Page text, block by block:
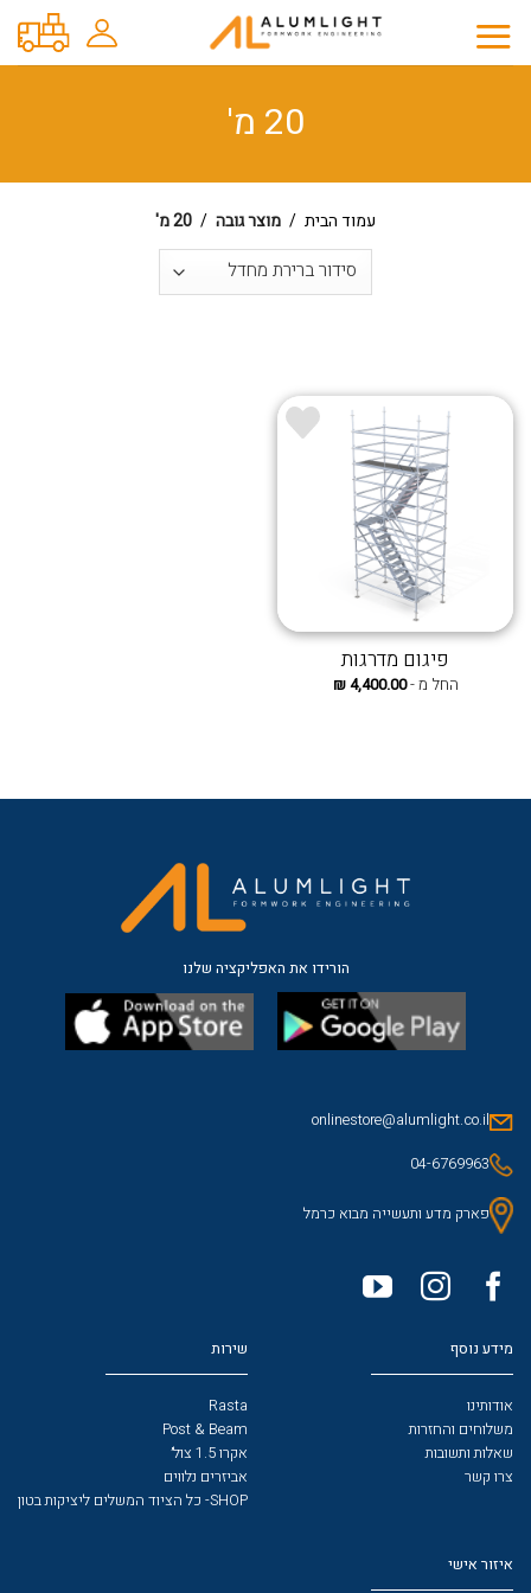
content
20 מ'
עמוד הבית / מוצר גובה / 20 מ'
פיגום מדרגות
החל מ -4,400.00
₪
הורידו את האפליקציה שלנו
onlinestore@alumlight.co.il
04-6769963
פארק מדע ותעשייה מבוא כרמל
מידע נוסף
אודותינו
משלוחים והחזרות
שאלות ותשובות
צרו קשר
שירות
Rasta
Post & Beam
אקרו 1.5 צול׳
אביזרים נלווים
SHOP- כל הציוד המשלים ליציקות בטון
איזור אישי